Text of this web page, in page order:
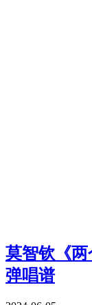
莫智钦《
弹唱谱